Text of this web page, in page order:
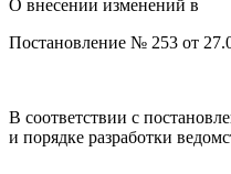
О внесении изменений в
Постановление № 253 от
В соответствии с
и порядке разработки